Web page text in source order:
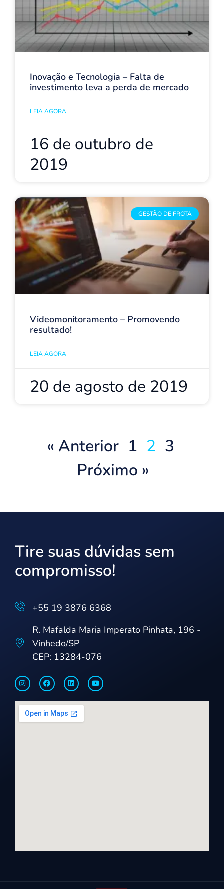
Inovação e Tecnologia – Falta de
investimento leva a perda de mercado
LEIA AGORA
16 de outubro de
2019
GESTÃO DE FROTA
Videomonitoramento – Promovendo
resultado!
LEIA AGORA
20 de agosto de 2019
« Anterior 1 2 3
Próximo »
Tire suas dúvidas sem
compromisso!
+55 19 3876 6368
R. Mafalda Maria Imperato Pinhata, 196 -
Vinhedo/SP
CEP: 13284-076